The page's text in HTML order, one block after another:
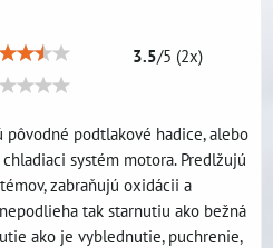
3.5/5 (2x)
podtlakové hadice, alebo
systém motora. Predlžujú
zabraňujú oxidácii a
tak starnutiu ako bežná
ako je vyblednutie, puchrenie,